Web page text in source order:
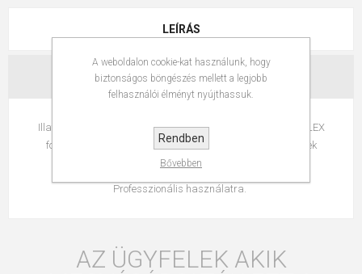
LEÍRÁS
ÉRTÉKELÉSEK
Illatosított krém hidrogén, mely tartalmazza a forradalmi PLEX
formulát, aminek köszönhetően a hajszetkezeti kötések épek
maradnak a hajfestési folyamat során.
Professzionális használatra.
AZ ÜGYFELEK AKIK
A weboldalon cookie-kat használunk, hogy
biztonságos böngészés mellett a legjobb
felhasználói élményt nyújthassuk.
Rendben
Bővebben